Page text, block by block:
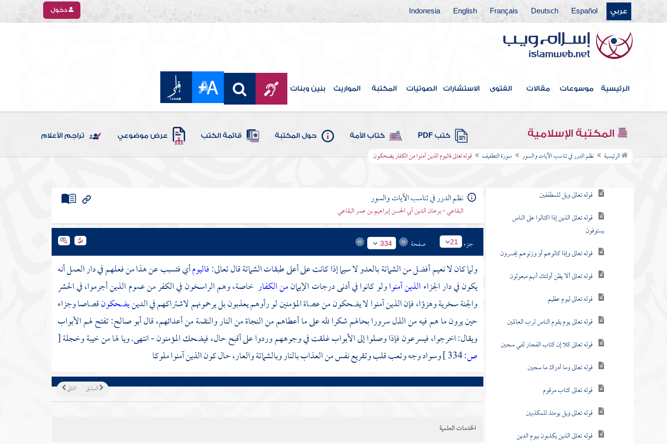
عربي Español
Deutsch
Français
English
Indonesia دخول
الرئيسية موسوعات مقالات الفتوى الاستشارات الصوتيات المكتبة المواريث بنين وبنات
المكتبة الإسلامية كتب PDF كتاب الأمة حول المكتبة قائمة الكتب عرض موضوعي تراجم الأعلام
الرئيسية نظم الدرر في تناسب الآيات والسور سورة التطفيف قوله تعالى فاليوم الذين آمنوا من الكفار يضحكون
سورة المرسلات
سورة النبأ
سورة النازعات
سورة عبس
سورة التكوير
سورة الانفطار
سورة التطفيف
قوله تعالى ويل للمطففين
قوله تعالى الذين إذا اكتالوا على الناس
يستوفون
قوله تعالى وإذا كالوهم أو وزنوهم يخسرون
قوله تعالى ألا يظن أولئك أنهم مبعوثون
قوله تعالى ليوم عظيم
قوله تعالى يوم يقوم الناس لرب العالمين
قوله تعالى كلا إن كتاب الفجار لفي سجين
قوله تعالى وما أدراك ما سجين
قوله تعالى كتاب مرقوم
قوله تعالى ويل يومئذ للمكذبين
قوله تعالى الذين يكذبون بيوم الدين
نظم الدرر في تناسب الآيات والسور
البقاعي - برهان الدين أبي الحسن إبراهيم بن عمر البقاعي
جزء 21 صفحة 334
ولما كان لا نعيم أفضل من الشماتة بالعدو لا سيما إذا كانت على أعلى طبقات الشماتة قال تعالى:فاليومأي فتسبب عن هذا من فعلهم في دار العمل أنه
يكون في دار الجزاءالذين آمنواولو كانوا في أدنى درجات الإيمانمن الكفار خاصة، وهم الراسخون في الكفر من عموم الذين أجرموا، في الحشر
والجنة سخرية وهزؤا، فإن الذين آمنوا لا يضحكون من عصاة المؤمنين لو رأوهم يعذبون بل يرحمونهم لاشتراكهم في الدينيضحكونقصاصا وجزاء
حين يرون ما هم فيه من الذل سرورا بحالهم شكرا لله على ما أعطاهم من النجاة من النار والنقمة من أعدائهم، قال أبو صالح: تفتح لهم الأبواب
ويقال: اخرجوا، فيسرعون فإذا وصلوا إلى الأبواب غلقت في وجوههم وردوا على أقبح حال، فيضحك المؤمنون - انتهى. ويا لها من خيبة وخجلة[
ص:
وسواد وجه وتعب قلب وتقريع نفس من العذاب بالنار وبالشماتة والعار، حال كون الذين آمنوا ملوكا
التالي السابق
الخدمات العلمية